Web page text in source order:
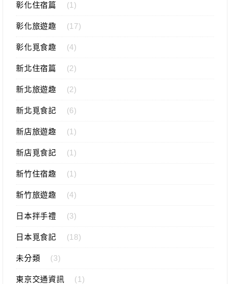
彰化住宿篇 (1)
彰化旅遊趣 (17)
彰化覓食趣 (4)
新北住宿篇 (2)
新北旅遊趣 (2)
新北覓食記 (6)
新店旅遊趣 (1)
新店覓食記 (1)
新竹住宿趣 (1)
新竹旅遊趣 (4)
日本拌手禮 (3)
日本覓食記 (18)
未分類 (3)
東京交通資訊 (1)